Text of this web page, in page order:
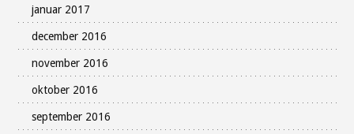
januar 2017
december 2016
november 2016
oktober 2016
september 2016